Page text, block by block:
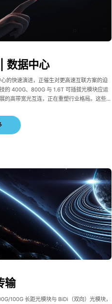
数据中心
的快速演进，正催生对更高速互联方案的迫
的 400G、800G 与 1.6T 可插拔光模块应运
的高带宽光互连，正在重塑行业格局。这些模
延、高可靠性及高效功耗，为大规模计算提供
输
100G 长距光模块与 BiDi（双向）光模块，